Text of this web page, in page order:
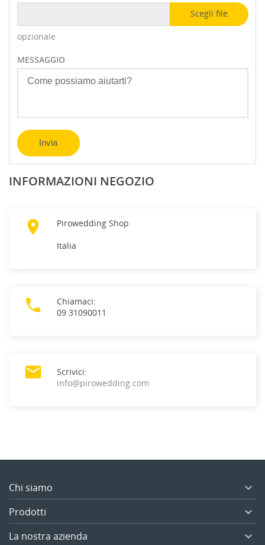
INFORMAZIONI NEGOZIO

Pirowedding Shop
Italia

Chiamaci:
09 31090011

Scrivici:
info@pirowedding.com
Scegli file
opzionale
MESSAGGIO
Chi siamo 
Prodotti 
La nostra azienda 